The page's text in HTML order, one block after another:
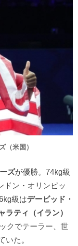
（米国）
ズが優勝。74kg級
ドン・オリンピッ
級はデービッド・
ラティ（イラン）
クでテーラー、世
いた。